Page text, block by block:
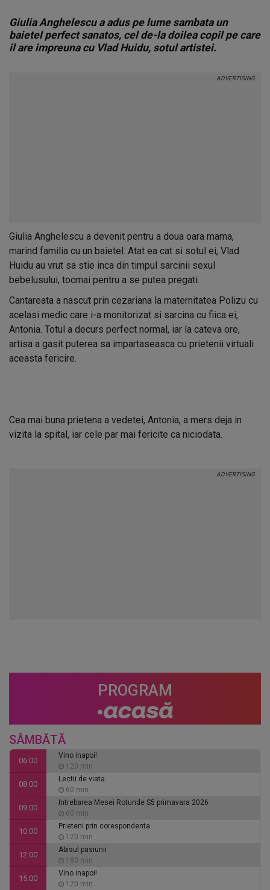
Giulia Anghelescu a adus pe lume sambata un
baietel perfect sanatos, cel de-la doilea copil pe care
il are impreuna cu Vlad Huidu, sotul artistei.
Giulia Anghelescu a devenit pentru a doua oara mama,
marind familia cu un baietel. Atat ea cat si sotul ei, Vlad
Huidu au vrut sa stie inca din timpul sarcinii sexul
bebelusului, tocmai pentru a se putea pregati.
Cantareata a nascut prin cezariana la maternitatea Polizu cu
acelasi medic care i-a monitorizat si sarcina cu fiica ei,
Antonia. Totul a decurs perfect normal, iar la cateva ore,
artisa a gasit puterea sa impartaseasca cu prietenii virtuali
aceasta fericire.
Cea mai buna prietena a vedetei, Antonia, a mers deja in
vizita la spital, iar cele par mai fericite ca niciodata.
PROGRAM
SÂMBĂTĂ
06:00
Vino inapoi!
120 min
08:00
Lectii de viata
60 min
09:00
Intrebarea Mesei Rotunde S5 primavara 2026
60 min
10:00
Prieteni prin corespondenta
120 min
12:00
Abisul pasiunii
180 min
15:00
Vino inapoi!
120 min